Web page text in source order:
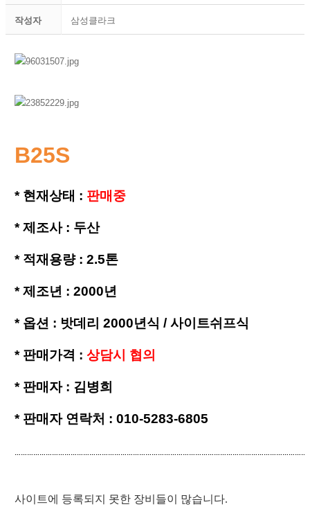
작성자 삼성클라크
B25S
* 현재상태 : 판매중
* 제조사 : 두산
* 적재용량 : 2.5톤
*제조년 : 2000년
* 옵션 : 밧데리 2000년식 / 사이트쉬프식
* 판매가격 : 상담시 협의
* 판매자 : 김병희
* 판매자 연락처 : 010-5283-6805
… … … … … … … … … … … … … … … … … … … … … … … … … … … … … … … … … … … … … … … … … … … … … … …
사이트에 등록되지 못한 장비들이 많습니다.